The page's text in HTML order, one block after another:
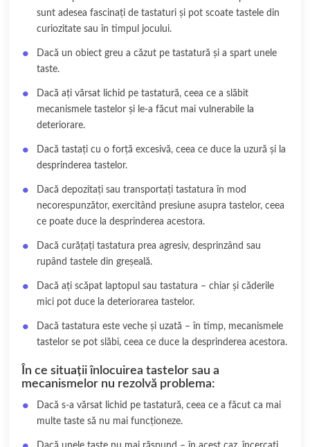
sunt adesea fascinați de tastaturi și pot scoate tastele din
curiozitate sau în timpul jocului.
Dacă un obiect greu a căzut pe tastatură și a spart unele
taste.
Dacă ați vărsat lichid pe tastatură, ceea ce a slăbit
mecanismele tastelor și le-a făcut mai vulnerabile la
deteriorare.
Dacă tastați cu o forță excesivă, ceea ce duce la uzură și la
desprinderea tastelor.
Dacă depozitați sau transportați tastatura în mod
necorespunzător, exercitând presiune asupra tastelor, ceea
ce poate duce la desprinderea acestora.
Dacă curățați tastatura prea agresiv, desprinzând sau
rupând tastele din greșeală.
Dacă ați scăpat laptopul sau tastatura – chiar și căderile
mici pot duce la deteriorarea tastelor.
Dacă tastatura este veche și uzată – în timp, mecanismele
tastelor se pot slăbi, ceea ce duce la desprinderea acestora.
În ce situații înlocuirea tastelor sau a
mecanismelor nu rezolvă problema:
Dacă s-a vărsat lichid pe tastatură, ceea ce a făcut ca mai
multe taste să nu mai funcționeze.